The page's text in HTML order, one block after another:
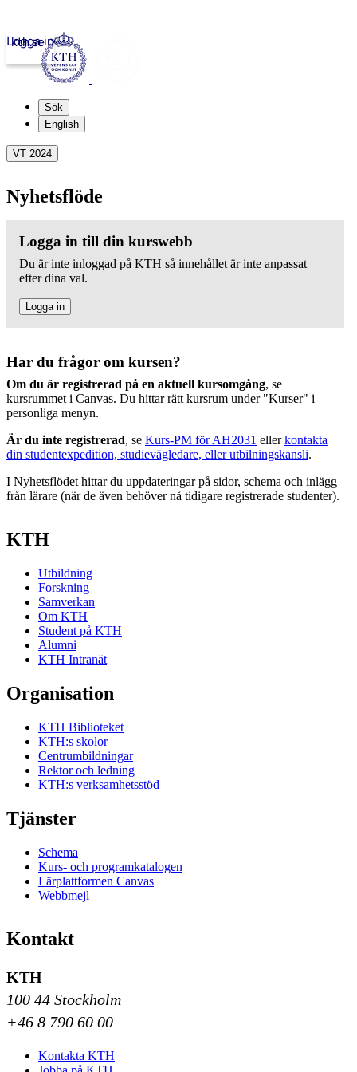
kth.se
Logga in
Sök
English
VT 2024
Nyhetsflöde
Logga in till din kurswebb
Du är inte inloggad på KTH så innehållet är inte anpassat
efter dina val.
Logga in
Har du frågor om kursen?
Om du är registrerad på en aktuell kursomgång, se
kursrummet i Canvas. Du hittar rätt kursrum under "Kurser" i
personliga menyn.
Är du inte registrerad, se Kurs-PM för AH2031 ellerkontakta
din studentexpedition, studievägledare, eller utbilningskansli.
I Nyhetsflödet hittar du uppdateringar på sidor, schema och inlägg
från lärare (när de även behöver nå tidigare registrerade studenter).
KTH
Utbildning
Forskning
Samverkan
Om KTH
Student på KTH
Alumni
KTH Intranät
Organisation
KTH Biblioteket
KTH:s skolor
Centrumbildningar
Rektor och ledning
KTH:s verksamhetsstöd
Tjänster
Schema
Kurs- och programkatalogen
Lärplattformen Canvas
Webbmejl
Kontakt
KTH
100 44 Stockholm
+46 8 790 60 00
Kontakta KTH